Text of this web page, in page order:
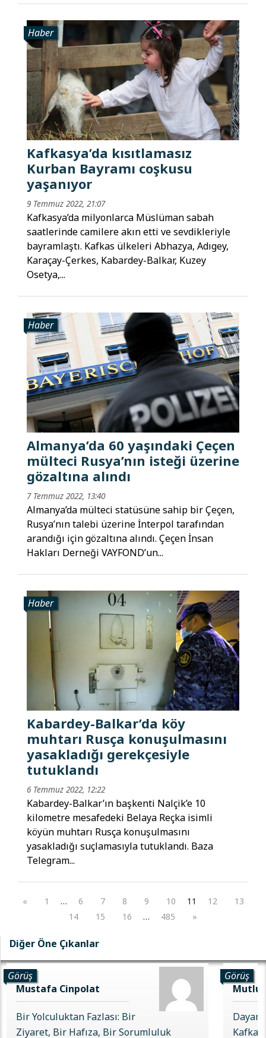
Haber
Kafkasya’da kısıtlamasız
Kurban Bayramı coşkusu
yaşanıyor
9 Temmuz 2022, 21:07
Kafkasya’da milyonlarca Müslüman sabah
saatlerinde camilere akın etti ve sevdikleriyle
bayramlaştı. Kafkas ülkeleri Abhazya, Adıgey,
Karaçay-Çerkes, Kabardey-Balkar, Kuzey
Osetya,...
Haber
Almanya’da 60 yaşındaki Çeçen
mülteci Rusya’nın isteği üzerine
gözaltına alındı
7 Temmuz 2022, 13:40
Almanya’da mülteci statüsüne sahip bir Çeçen,
Rusya’nın talebi üzerine İnterpol tarafından
arandığı için gözaltına alındı. Çeçen İnsan
Hakları Derneği VAYFOND’un...
Haber
Kabardey-Balkar’da köy
muhtarı Rusça konuşulmasını
yasakladığı gerekçesiyle
tutuklandı
6 Temmuz 2022, 12:22
Kabardey-Balkar’ın başkenti Nalçik’e 10
kilometre mesafedeki Belaya Reçka isimli
köyün muhtarı Rusça konuşulmasını
yasakladığı suçlamasıyla tutuklandı. Baza
Telegram...
« 1 … 6 7 8 9 10 11 12
13
14
15 16 … 485 »
Diğer Öne Çıkanlar
Görüş
Mustafa Cinpolat
Bir Yolculuktan Fazlası: Bir
Ziyaret, Bir Hafıza, Bir Sorumluluk
Görüş
Mutlu
Kafkas